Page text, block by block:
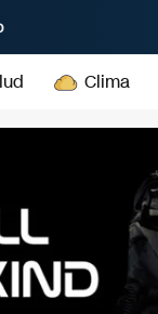
Clima